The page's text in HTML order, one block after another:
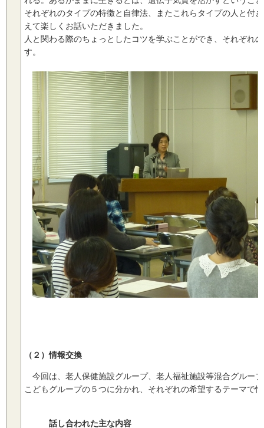
それぞれのタイプの特徴と自律法、またこれらタイプの人と付
えて楽しくお話いただきました。
人と関わる際のちょっとしたコツを学ぶことができ、それぞれ
す。
（２）情報交換
今回は、老人保健施設グループ、老人福祉施設等混合グルー
こどもグループの５つに分かれ、それぞれの希望するテーマで
話し合われた主な内容